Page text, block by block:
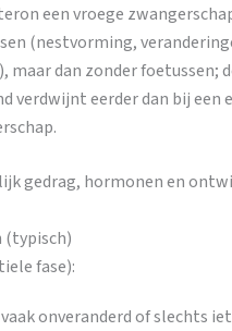
een vroege
(nestvorming,
maar dan zonder foetussen;
verdwijnt eerder dan bij een
gedrag, hormonen en
(typisch)
fase):
onveranderd of slechts